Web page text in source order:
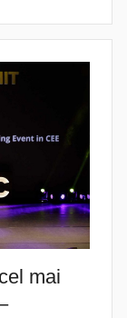
mai